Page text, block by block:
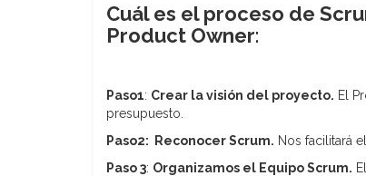
Cuál es el proceso de
Product Owner:
Paso1: Crear la visión del proyecto. El
presupuesto.
Paso2: Reconocer Scrum. Nos facilitará
Paso 3: Organizamos el Equipo Scrum.